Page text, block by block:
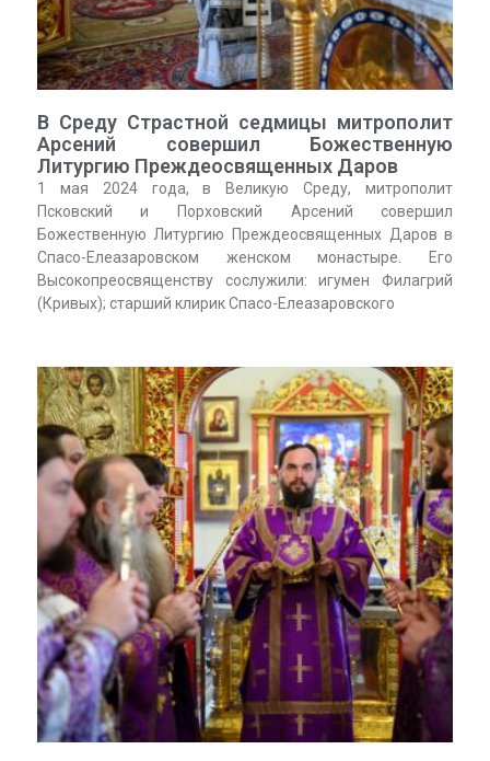
В Среду Страстной седмицы митрополит
Арсений совершил Божественную
Литургию Преждеосвященных Даров
1 мая 2024 года, в Великую Среду, митрополит
Псковский и Порховский Арсений совершил
Божественную Литургию Преждеосвященных Даров в
Спасо-Елеазаровском женском монастыре. Его
Высокопреосвященству сослужили: игумен Филагрий
(Кривых); старший клирик Спасо-Елеазаровского